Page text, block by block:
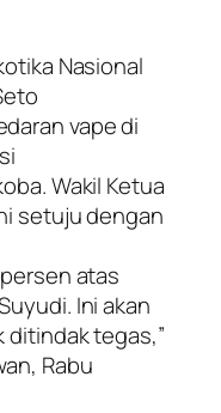
Nasional
vape di
Wakil Ketua
setuju dengan
atas
Ini akan
ditindak tegas,”
Rabu